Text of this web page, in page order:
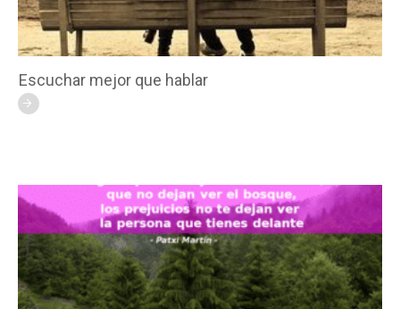
Escuchar mejor que hablar